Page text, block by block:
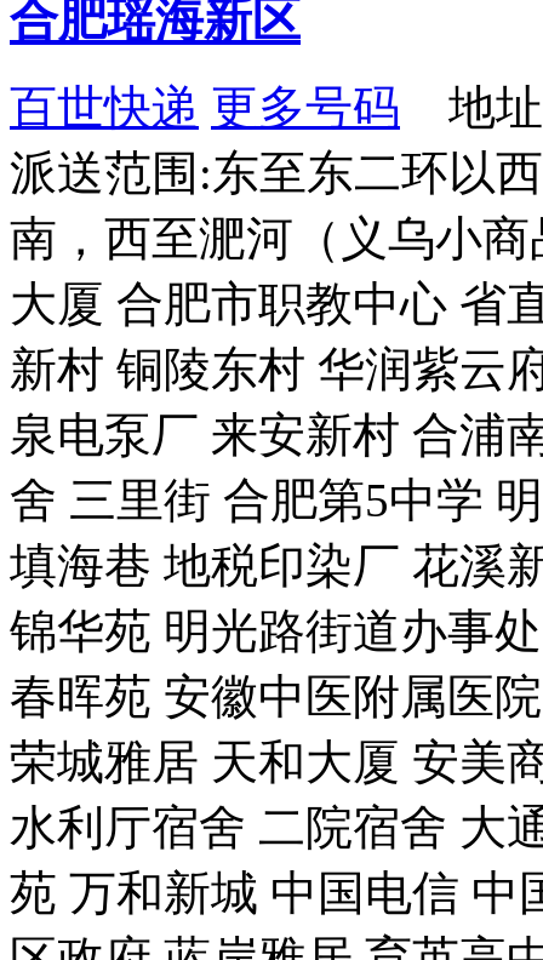
合肥瑶海新区
百世快递 更多号码 地址
派送范围:东至东二环以
南，西至淝河（义乌小
大厦 合肥市职教中心 省
新村 铜陵东村 华润紫云
泉电泵厂 来安新村 合浦
舍 三里街 合肥第5中学
填海巷 地税印染厂 花溪
锦华苑 明光路街道办事
春晖苑 安徽中医附属医
荣城雅居 天和大厦 安美
水利厅宿舍 二院宿舍 大
苑 万和新城 中国电信 中